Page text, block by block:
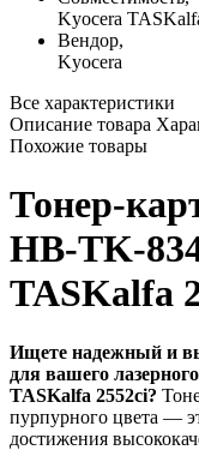
Kyocera
Вендор,
Kyocera
Все характеристики
Описание товара
Похожие товары
Тонер-
HB-TK-
TASKalfa
Ищете надежный и
для вашего
TASKalfa 2552ci?
пурпурного цвета —
достижения